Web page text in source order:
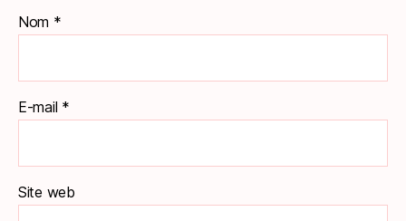
Nom *
E-mail *
Site web